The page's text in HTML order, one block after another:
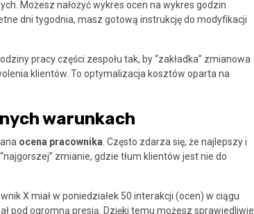
Możesz nałożyć wykres ocen na wykres godzin
dni tygodnia, masz gotową instrukcję do modyfikacji
pracy części zespołu tak, by “zakładka” zmianowa
klientów. To optymalizacja kosztów oparta na
warunkach
ocena pracownika . Często zdarza się, że najlepszy i
zmianie, gdzie tłum klientów jest nie do
X miał w poniedziałek 50 interakcji (ocen) w ciągu
pod ogromną presją. Dzięki temu możesz sprawiedliwie